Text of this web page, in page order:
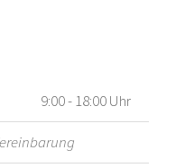
9:00 - 18:00 Uhr